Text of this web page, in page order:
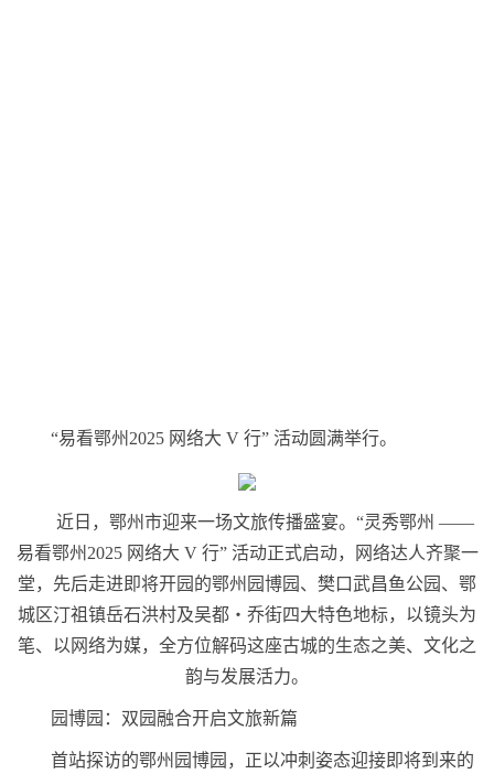
“易看鄂州2025 网络大 V 行” 活动圆满举行。
近日，鄂州市迎来一场文旅传播盛宴。“灵秀鄂州 ——
易看鄂州2025 网络大 V 行” 活动正式启动，网络达人齐聚一
堂，先后走进即将开园的鄂州园博园、樊口武昌鱼公园、鄂
城区汀祖镇岳石洪村及吴都・乔街四大特色地标，以镜头为
笔、以网络为媒，全方位解码这座古城的生态之美、文化之
韵与发展活力。
园博园：双园融合开启文旅新篇
首站探访的鄂州园博园，正以冲刺姿态迎接即将到来的